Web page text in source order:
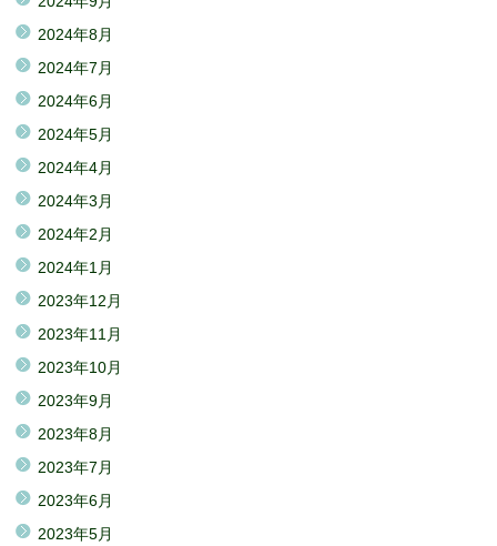
2024年8月
2024年7月
2024年6月
2024年5月
2024年4月
2024年3月
2024年2月
2024年1月
2023年12月
2023年11月
2023年10月
2023年9月
2023年8月
2023年7月
2023年6月
2023年5月